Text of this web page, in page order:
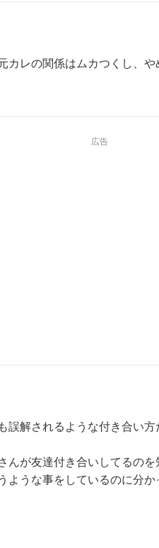
カレの関係はムカつくし、や
広告
誤解されるような付き合い
んが友達付き合いしてるのを
ような事をしているのに分か